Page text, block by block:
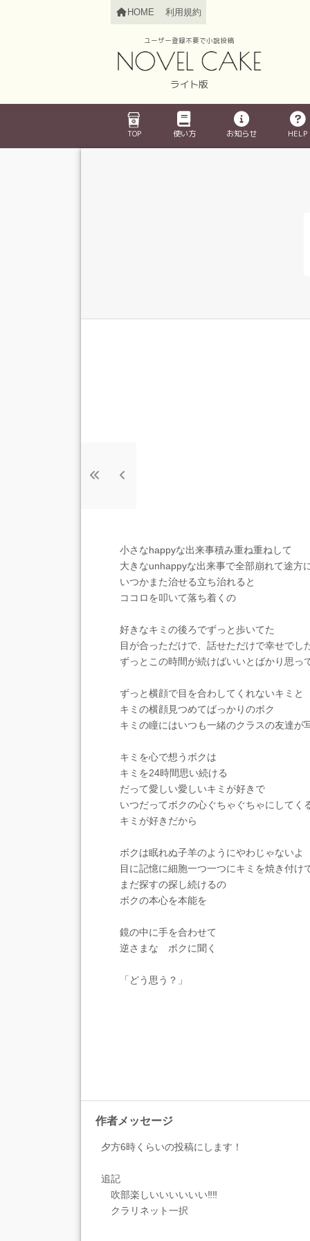
HOME 利用規約
ユーザー登録不要で小説投稿
ライト版
TOP 使い方 お知らせ HELP
小さなhappyな出来事積み重ね重ねして
大きなunhappyな出来事で全部崩れて途方
いつかまた治せる立ち治れると
ココロを叩いて落ち着くの
好きなキミの後ろでずっと歩いてた
目が合っただけで、話せただけで幸せでし
ずっとこの時間が続けばいいとばかり思っ
ずっと横顔で目を合わしてくれないキミと
キミの横顔見つめてばっかりのボク
キミの瞳にはいつも一緒のクラスの友達が
キミを心で想うボクは
キミを24時間思い続ける
だって愛しい愛しいキミが好きで
いつだってボクの心ぐちゃぐちゃにしてく
キミが好きだから
ボクは眠れぬ子羊のようにやわじゃないよ
目に記憶に細胞一つ一つにキミを焼き付け
まだ探すの探し続けるの
ボクの本心を本能を
鏡の中に手を合わせて
逆さまな ボクに聞く
「どう思う？」
作者メッセージ
夕方6時くらいの投稿にします！
追記
吹部楽しいいいいいい‼︎‼︎
クラリネット一択